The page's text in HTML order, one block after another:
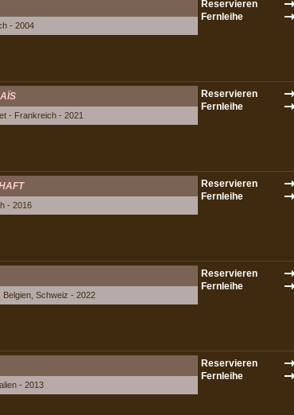
- 2004
- Frankreich - 2021
- 2016
Schweiz - 2022
- 2013